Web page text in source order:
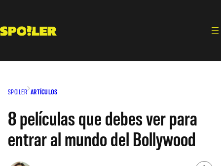
contenido
SPOILER ARTÍCULOS
8 películas que debes ver para
entrar al mundo del Bollywood